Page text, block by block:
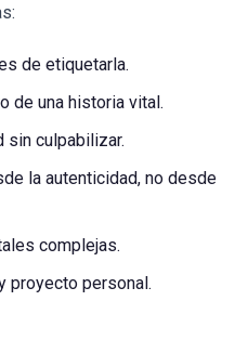
de etiquetarla.
de una historia vital.
sin culpabilizar.
la autenticidad, no desde
complejas.
proyecto personal.